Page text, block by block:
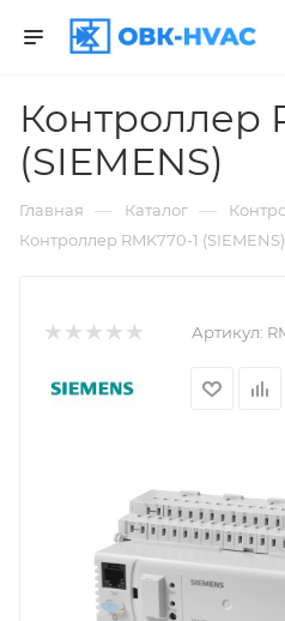
Контроллер
(SIEMENS)
Главная — Каталог —
Контроллер RMK770-1 (SIEMENS)
Артикул: